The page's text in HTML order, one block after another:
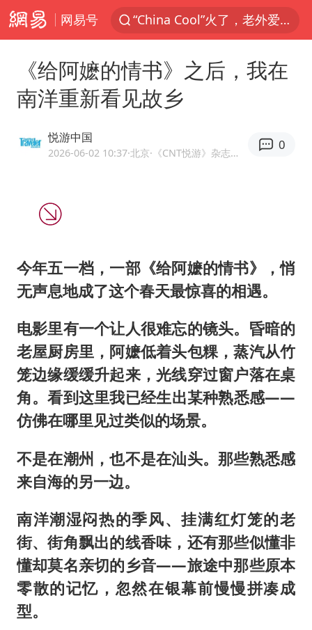
网易号
“China Cool”火了，老外爱上中国避暑游
浙江台州《告全体市民书》
伊斯兰版北约来了吗
网约车司机充电时猝死保险拒赔
云南一地村民过火把节意外灼伤16人
22岁女生独闯南太行失联12天
薛之谦杭州站演唱会取消
张本智和：零封向鹏不意外
习近平心系体育强国建设
《给阿嬷的情书》之后，我在
南洋重新看见故乡
悦游中国
2026-06-02 10:37·北京 ·《CNT悦游》杂志官号
0
今年五一档，一部《给阿嬷的情书》，悄
无声息地成了这个春天最惊喜的相遇。
电影里有一个让人很难忘的镜头。昏暗的
老屋厨房里，阿嬷低着头包粿，蒸汽从竹
笼边缘缓缓升起来，光线穿过窗户落在桌
角。看到这里我已经生出某种熟悉感——
仿佛在哪里见过类似的场景。
不是在潮州，也不是在汕头。那些熟悉感
来自海的另一边。
南洋潮湿闷热的季风、挂满红灯笼的老
街、街角飘出的线香味，还有那些似懂非
懂却莫名亲切的乡音——旅途中那些原本
零散的记忆，忽然在银幕前慢慢拼凑成
型。